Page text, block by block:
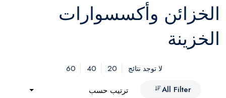
الخزائن وأكسسوارات
الخزينة
لا توجد نتائج 20
40
60
All Filter
ترتيب حسب